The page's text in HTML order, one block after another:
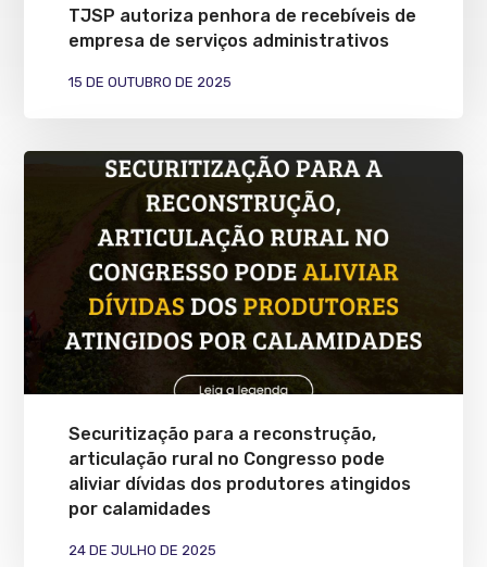
TJSP autoriza penhora de recebíveis de
empresa de serviços administrativos
15 DE OUTUBRO DE 2025
Securitização para a reconstrução,
articulação rural no Congresso pode
aliviar dívidas dos produtores atingidos
por calamidades
24 DE JULHO DE 2025